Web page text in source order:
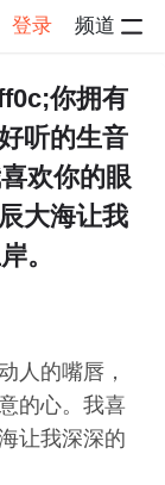
登录 频道
你拥有
听的生音
欢你的眼
大海让我
。
人的嘴唇，
的心。我喜
让我深深的